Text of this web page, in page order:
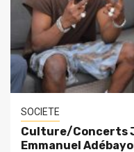
SOCIETE
Culture/Concerts
Emmanuel